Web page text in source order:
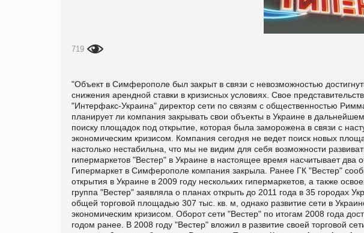
719
"Объект в Симферополе был закрыт в связи с невозможностью
снижения арендной ставки в кризисных условиях. Свое
"Интерфакс-Украина" директор сети по связям с общественностью
планирует ли компания закрывать свои объекты в Украине в
поиску площадок под открытие, которая была заморожена в связи с
экономическим кризисом. Компания сегодня не ведет поиск новых
настолько нестабильна, что мы не видим для себя возможности
гипермаркетов "Вестер" в Украине в настоящее время насчитывает два
Гипермаркет в Симферополе компания закрыла. Ранее ГК "Вестер"
открытия в Украине в 2009 году нескольких гипермаркетов, а также
группа "Вестер" заявляла о планах открыть до 2011 года в 35 городах
общей торговой площадью 307 тыс. кв. м, однако развитие сети в
экономическим кризисом. Оборот сети "Вестер" по итогам 2008 года
годом ранее. В 2008 году "Вестер" вложил в развитие своей торговой